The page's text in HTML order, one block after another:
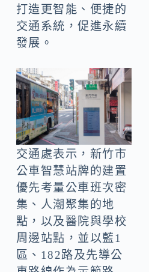
打造更智能、便捷的
交通系統，促進永續
發展。
交通處表示，新竹市
公車智慧站牌的建置
優先考量公車班次密
集、人潮聚集的地
點，以及醫院與學校
周邊站點，並以藍1
區、182路及先導公